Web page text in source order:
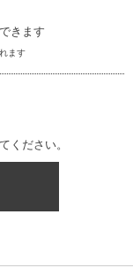
きます
ます
ください。